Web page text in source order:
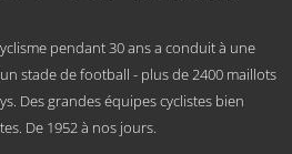
être
choisies
la
page
pendant 30 ans a conduit à une
stade de football - plus de 2400 maillots
Des grandes équipes cyclistes bien
De 1952 à nos jours.